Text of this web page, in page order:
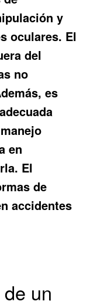
y
oculares. El
del
no
es
en
El
de
accidentes
un